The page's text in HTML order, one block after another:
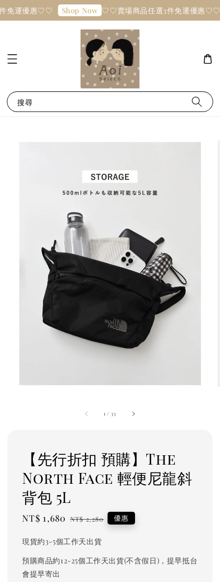
免運優惠♡♡ Shop Now ♡♡賣場商品任選3件免運優惠♡♡
搜尋
1 / 33
【先行折扣 預購】The
North Face 輕便尼龍斜
背包 5L
Sale
NT$ 1,680 Regular
NT$ 2,280 優惠
現貨約3-5個工作天出貨
預購商品約12-25個工作天出貨(不含假日)，提早抵台
會提早寄出